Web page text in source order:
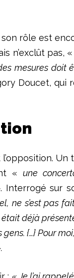
rôle est
n’exclût pas, «
mesures
Doucet, qui
« une
Interrogé sur
ne s’est pas
déjà
{…} Pour